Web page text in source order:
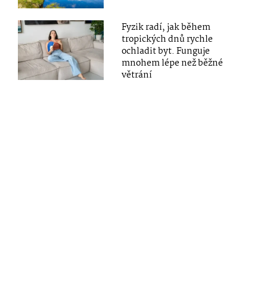
Fyzik radí, jak během
tropických dnů rychle
ochladit byt. Funguje
mnohem lépe než běžné
větrání